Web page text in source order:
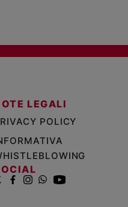
LEGALI
POLICY